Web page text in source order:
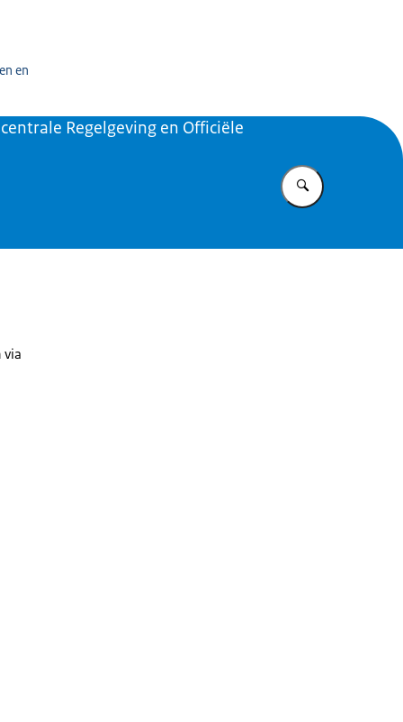
en
Regelgeving en Officiële
via